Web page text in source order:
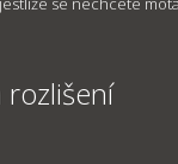
rozlišení